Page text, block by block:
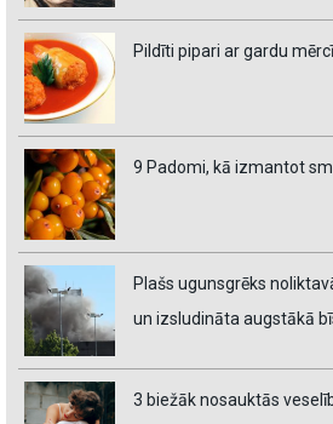
Pildīti pipari ar gardu
9 Padomi, kā izmantot
Plašs ugunsgrēks
un izsludināta augstākā
3 biežāk nosauktās